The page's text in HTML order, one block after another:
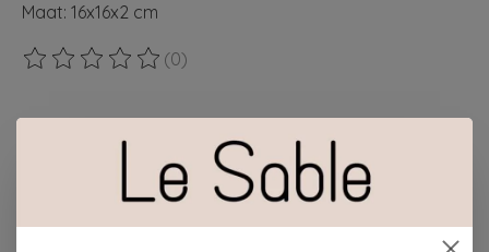
Maat: 16x16x2 cm
De beoordeling van dit product is
(0)